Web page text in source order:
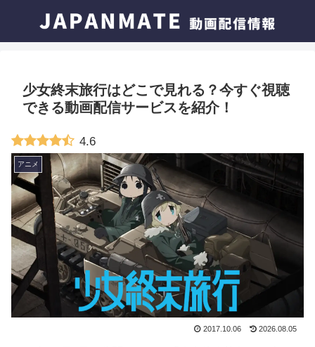
少女終末旅行はどこで見れる？今すぐ視聴
できる動画配信サービスを紹介！
4.6
アニメ
2017.10.06 2026.08.05